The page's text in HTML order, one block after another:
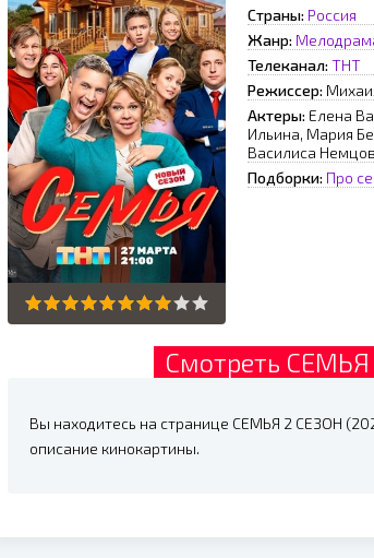
Страны: Россия
Жанр:
Телеканал: ТНТ
Режиссер:
Актеры: Елена
Ильина, Мария
Василиса
Подборки: Про
Смотреть СЕМЬЯ
Вы находитесь на странице СЕМЬЯ 2 СЕЗОН
описание кинокартины.